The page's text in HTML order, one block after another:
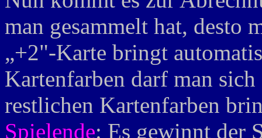
man gesammelt hat, desto
„+2"-Karte bringt
Kartenfarben darf man
restlichen Kartenfarben
Spielende: Es gewinnt der